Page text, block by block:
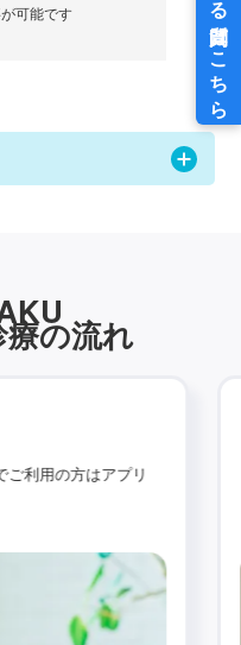
可能です
の流れ
ご利用の方はアプリ